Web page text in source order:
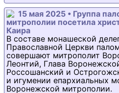
15 мая 2025 • Группа
митрополии посетила
Каира
В составе монашеской
Православной Церкви
совершают митрополит
Леонтий, Глава
Россошанский и
и игумении епархиальных
Воронежской митрополии.